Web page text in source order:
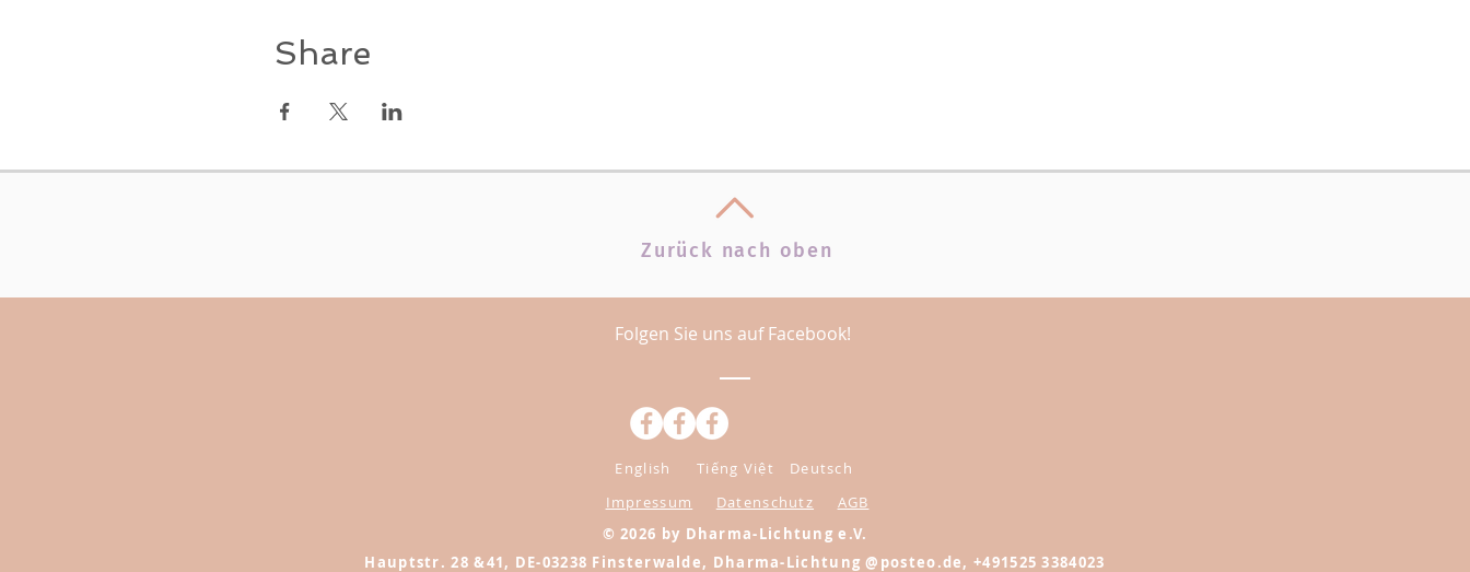
Share
Zurück nach oben
Folgen Sie uns auf Facebook!
English Tiếng Việt
Deutsch
Impressum
Datenschutz
AGB
​© 2026 by Dharma-Lichtung e.V.
Hauptstr. 28 &41, DE-03238 Finsterwalde, Dharma-Lichtung @posteo.de, +491525 3384023